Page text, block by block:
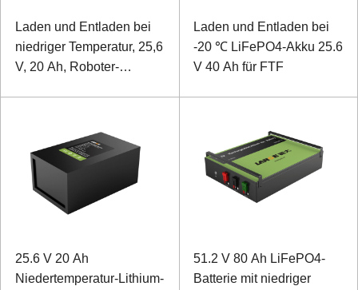
Laden und Entladen bei
niedriger Temperatur, 25,6
V, 20 Ah, Roboter-
Laden und Entladen bei
-20 ℃ LiFePO4-Akku 25.6
V 40 Ah für FTF
25.6 V 20 Ah
Niedertemperatur-Lithium-
51.2 V 80 Ah LiFePO4-
Batterie mit niedriger